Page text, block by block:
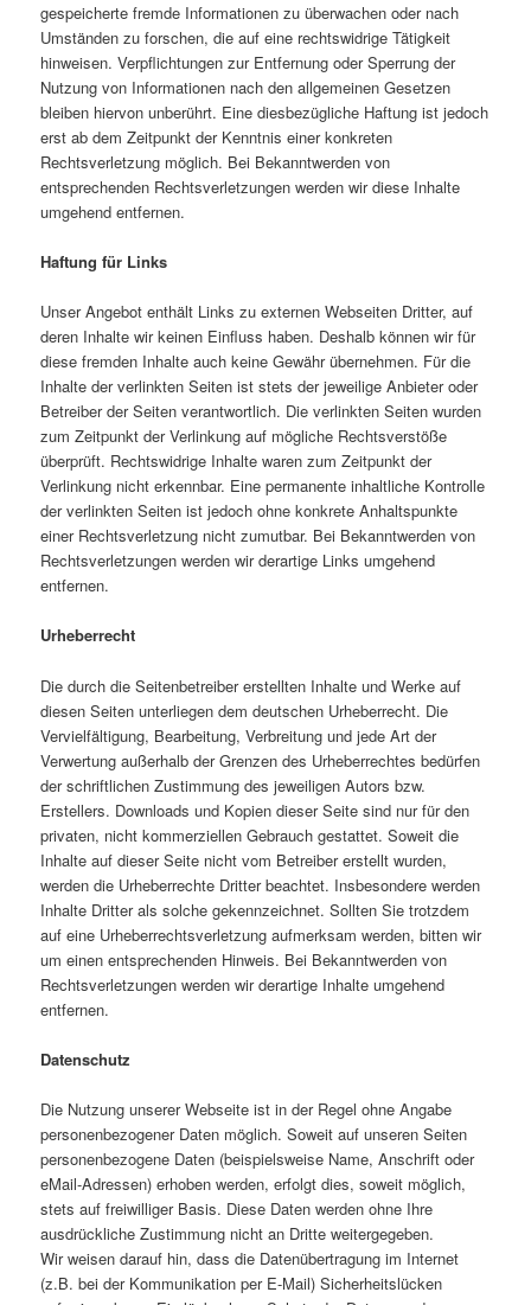
gespeicherte fremde Informationen zu überwachen oder nach
Umständen zu forschen, die auf eine rechtswidrige Tätigkeit
hinweisen. Verpflichtungen zur Entfernung oder Sperrung der
Nutzung von Informationen nach den allgemeinen Gesetzen
bleiben hiervon unberührt. Eine diesbezügliche Haftung ist jedoch
erst ab dem Zeitpunkt der Kenntnis einer konkreten
Rechtsverletzung möglich. Bei Bekanntwerden von
entsprechenden Rechtsverletzungen werden wir diese Inhalte
umgehend entfernen.
Haftung für Links
Unser Angebot enthält Links zu externen Webseiten Dritter, auf
deren Inhalte wir keinen Einfluss haben. Deshalb können wir für
diese fremden Inhalte auch keine Gewähr übernehmen. Für die
Inhalte der verlinkten Seiten ist stets der jeweilige Anbieter oder
Betreiber der Seiten verantwortlich. Die verlinkten Seiten wurden
zum Zeitpunkt der Verlinkung auf mögliche Rechtsverstöße
überprüft. Rechtswidrige Inhalte waren zum Zeitpunkt der
Verlinkung nicht erkennbar. Eine permanente inhaltliche Kontrolle
der verlinkten Seiten ist jedoch ohne konkrete Anhaltspunkte
einer Rechtsverletzung nicht zumutbar. Bei Bekanntwerden von
Rechtsverletzungen werden wir derartige Links umgehend
entfernen.
Urheberrecht
Die durch die Seitenbetreiber erstellten Inhalte und Werke auf
diesen Seiten unterliegen dem deutschen Urheberrecht. Die
Vervielfältigung, Bearbeitung, Verbreitung und jede Art der
Verwertung außerhalb der Grenzen des Urheberrechtes bedürfen
der schriftlichen Zustimmung des jeweiligen Autors bzw.
Erstellers. Downloads und Kopien dieser Seite sind nur für den
privaten, nicht kommerziellen Gebrauch gestattet. Soweit die
Inhalte auf dieser Seite nicht vom Betreiber erstellt wurden,
werden die Urheberrechte Dritter beachtet. Insbesondere werden
Inhalte Dritter als solche gekennzeichnet. Sollten Sie trotzdem
auf eine Urheberrechtsverletzung aufmerksam werden, bitten wir
um einen entsprechenden Hinweis. Bei Bekanntwerden von
Rechtsverletzungen werden wir derartige Inhalte umgehend
entfernen.
Datenschutz
Die Nutzung unserer Webseite ist in der Regel ohne Angabe
personenbezogener Daten möglich. Soweit auf unseren Seiten
personenbezogene Daten (beispielsweise Name, Anschrift oder
eMail-Adressen) erhoben werden, erfolgt dies, soweit möglich,
stets auf freiwilliger Basis. Diese Daten werden ohne Ihre
ausdrückliche Zustimmung nicht an Dritte weitergegeben.
Wir weisen darauf hin, dass die Datenübertragung im Internet
(z.B. bei der Kommunikation per E-Mail) Sicherheitslücken